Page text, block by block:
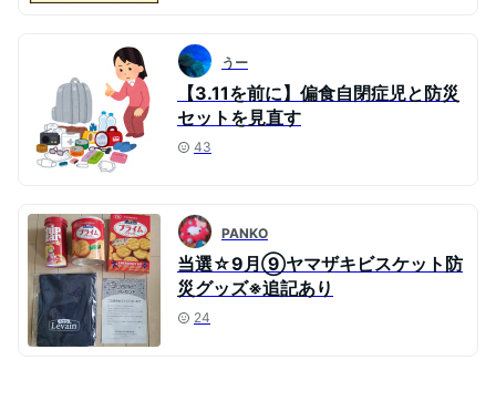
うー
【3.11を前に】偏食自閉症児と防災
セットを見直す
43
PANKO
当選☆9月⑨ヤマザキビスケット防
災グッズ※追記あり
24